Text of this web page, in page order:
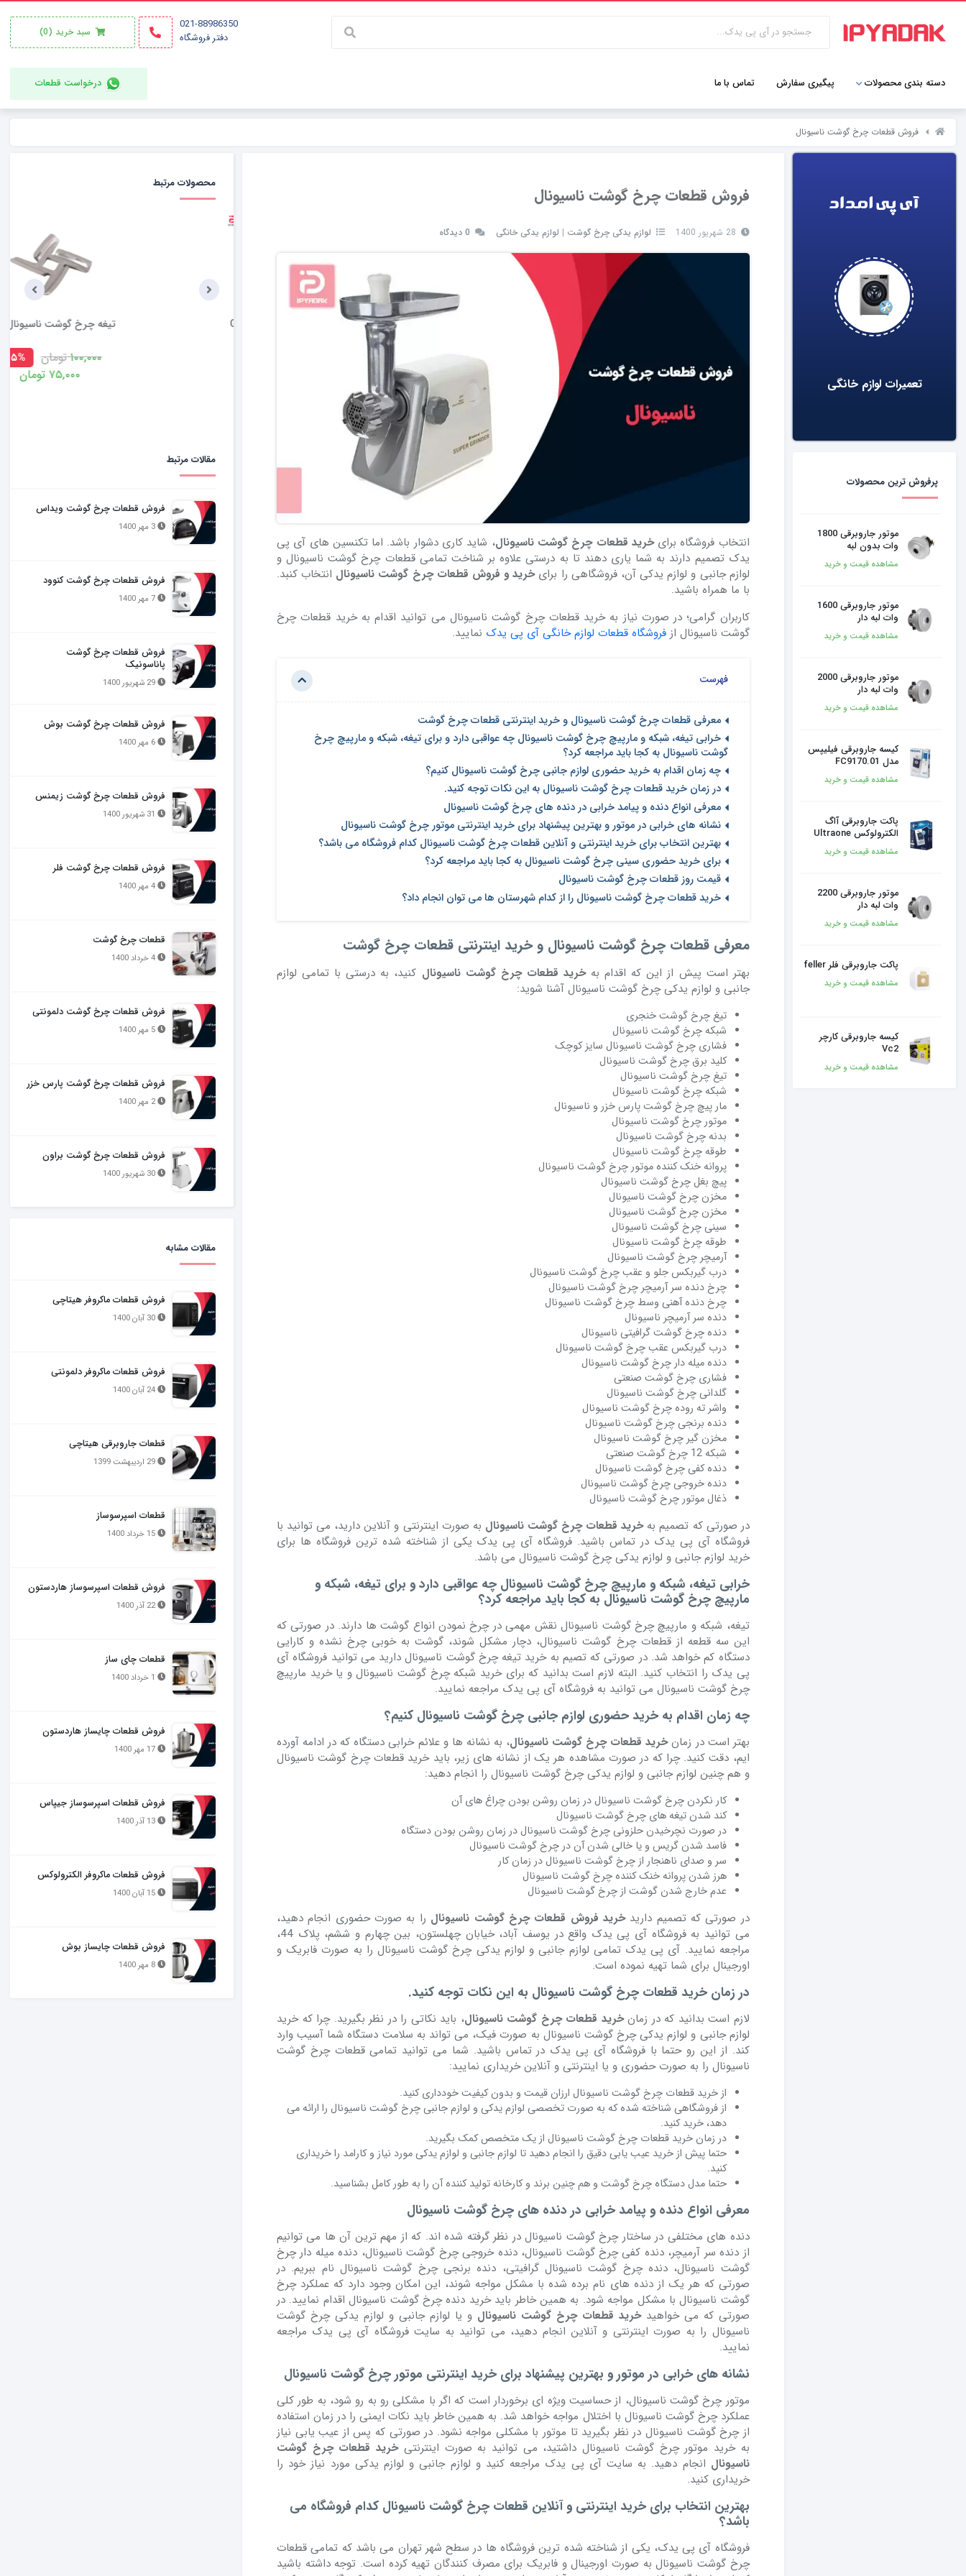
021-88986350
دفتر فروشگاه
سبد خرید (0)
دسته بندی محصولات پیگیری سفارش تماس با ما درخواست قطعات
فروش قطعات چرخ گوشت ناسیونال
تعمیرات لوازم خانگی
پرفروش ترین محصولات
موتور جاروبرقی 1800
وات بدون لبه
مشاهده قیمت و خرید
موتور جاروبرقی 1600
وات لبه دار
مشاهده قیمت و خرید
موتور جاروبرقی 2000
وات لبه دار
مشاهده قیمت و خرید
کیسه جاروبرقی فیلیپس
مدل FC9170.01
مشاهده قیمت و خرید
پاکت جاروبرقی آاگ
الکترولوکس Ultraone
مشاهده قیمت و خرید
موتور جاروبرقی 2200
وات لبه دار
مشاهده قیمت و خرید
پاکت جاروبرقی فلر feller
مشاهده قیمت و خرید
کیسه جاروبرقی کارچر
Vc2
مشاهده قیمت و خرید
فروش قطعات چرخ گوشت ناسیونال
لوازم یدکی چرخ گوشت | لوازم یدکی خانگی
انتخاب فروشگاه برایخرید قطعات چرخ گوشت ناسیونال، شاید کاری دشوار باشد. اما تکنسین های آی پی
یدک تصمیم دارند به شما یاری دهند تا به درستی علاوه بر شناخت تمامی قطعات چرخ گوشت ناسیونال و
لوازم جانبی و لوازم یدکی آن، فروشگاهی را برایخرید و فروش قطعات چرخ گوشت ناسیونال انتخاب کنبد.
با ما همراه باشید.
کاربران گرامی؛ در صورت نیاز به خرید قطعات چرخ گوشت ناسیونال می توانید اقدام به خرید قطعات چرخ
گوشت ناسیونال ازفروشگاه قطعات لوازم خانگی آی پی یدک نمایید.
فهرست
معرفی قطعات چرخ گوشت ناسیونال و خرید اینترنتی قطعات چرخ گوشت
خرابی تیغه، شبکه و مارپیچ چرخ گوشت ناسیونال چه عواقبی دارد و برای تیغه، شبکه و مارپیچ چرخ
گوشت ناسیونال به کجا باید مراجعه کرد؟
چه زمان اقدام به خرید حضوری لوازم جانبی چرخ گوشت ناسیونال کنیم؟
در زمان خرید قطعات چرخ گوشت ناسیونال به این نکات توجه کنید.
معرفی انواع دنده و پیامد خرابی در دنده های چرخ گوشت ناسیونال
نشانه های خرابی در موتور و بهترین پیشنهاد برای خرید اینترنتی موتور چرخ گوشت ناسیونال
بهترین انتخاب برای خرید اینترنتی و آنلاین قطعات چرخ گوشت ناسیونال کدام فروشگاه می باشد؟
برای خرید حضوری سینی چرخ گوشت ناسیونال به کجا باید مراجعه کرد؟
قیمت روز قطعات چرخ گوشت ناسیونال
خرید قطعات چرخ گوشت ناسیونال را از کدام شهرستان ها می توان انجام داد؟
معرفی قطعات چرخ گوشت ناسیونال و خرید اینترنتی قطعات چرخ گوشت
بهتر است پیش از این که اقدام بهخرید قطعات چرخ گوشت ناسیونال کنید، به درستی با تمامی لوازم
جانبی و لوازم یدکی چرخ گوشت ناسیونال آشنا شوید:
تیغ چرخ گوشت خنجری
شبکه چرخ گوشت ناسیونال
فشاری چرخ گوشت ناسیونال سایز کوچک
کلید برق چرخ گوشت ناسیونال
تیغ چرخ گوشت ناسیونال
شبکه چرخ گوشت ناسیونال
مار پیچ چرخ گوشت پارس خزر و ناسیونال
موتور چرخ گوشت ناسیونال
بدنه چرخ گوشت ناسیونال
طوقه چرخ گوشت ناسیونال
پروانه خنک کننده موتور چرخ گوشت ناسیونال
پیچ بغل چرخ گوشت ناسیونال
مخزن چرخ گوشت ناسیونال
مخزن چرخ گوشت ناسیونال
سینی چرخ گوشت ناسیونال
طوقه چرخ گوشت ناسیونال
آرمیچر چرخ گوشت ناسیونال
درب گیربکس جلو و عقب چرخ گوشت ناسیونال
چرخ دنده سر آرمیچر چرخ گوشت ناسیونال
چرخ دنده آهنی وسط چرخ گوشت ناسیونال
دنده سر آرمیچر ناسیونال
دنده چرخ گوشت گرافیتی ناسیونال
درب گیربکس عقب چرخ گوشت ناسیونال
دنده میله دار چرخ گوشت ناسیونال
فشاری چرخ گوشت صنعتی
گلدانی چرخ گوشت ناسیونال
واشر ته روده چرخ گوشت ناسیونال
دنده برنجی چرخ گوشت ناسیونال
مخزن گیر چرخ گوشت ناسیونال
شبکه 12 چرخ گوشت صنعتی
دنده کفی چرخ گوشت ناسیونال
دنده خروجی چرخ گوشت ناسیونال
ذغال موتور چرخ گوشت ناسیونال
در صورتی که تصمیم بهخرید قطعات چرخ گوشت ناسیونال به صورت اینترنتی و آنلاین دارید، می توانید با
فروشگاه آی پی یدک در تماس باشید. فروشگاه آی پی یدک یکی از شناخته شده ترین فروشگاه ها برای
خرید لوازم جانبی و لوازم یدکی چرخ گوشت ناسیونال می باشد.
خرابی تیغه، شبکه و مارپیچ چرخ گوشت ناسیونال چه عواقبی دارد و برای تیغه، شبکه و
مارپیچ چرخ گوشت ناسیونال به کجا باید مراجعه کرد؟
تیغه، شبکه و مارپیچ چرخ گوشت ناسیونال نقش مهمی در چرخ نمودن انواع گوشت ها دارند. در صورتی که
این سه قطعه از قطعات چرخ گوشت ناسیونال، دچار مشکل شوند، گوشت به خوبی چرخ نشده و کارایی
دستگاه کم خواهد شد. در صورتی که تصیم به خرید تیغه چرخ گوشت ناسیونال دارید می توانید فروشگاه آی
پی یدک را انتخاب کنید. البته لازم است بدانید که برای خرید شبکه چرخ گوشت ناسیونال و یا خرید مارپیچ
چرخ گوشت ناسیونال می توانید به فروشگاه آی پی یدک مراجعه نمایید.
چه زمان اقدام به خرید حضوری لوازم جانبی چرخ گوشت ناسیونال کنیم؟
بهتر است در زمانخرید قطعات چرخ گوشت ناسیونال، به نشانه ها و علائم خرابی دستگاه که در ادامه آورده
ایم، دقت کنید. چرا که در صورت مشاهده هر یک از نشانه های زیر، باید خرید قطعات چرخ گوشت ناسیونال
و هم چنین لوازم جانبی و لوازم یدکی چرخ گوشت ناسیونال را انجام دهید:
کار نکردن چرخ گوشت ناسیونال در زمان روشن بودن چراغ های آن
کند شدن تیغه های چرخ گوشت ناسیونال
در صورت نچرخیدن حلزونی چرخ گوشت ناسیونال در زمان روشن بودن دستگاه
فاسد شدن گریس و یا خالی شدن آن در چرخ گوشت ناسیونال
سر و صدای ناهنجار از چرخ گوشت ناسیونال در زمان کار
هرز شدن پروانه خنک کننده چرخ گوشت ناسیونال
عدم خارج شدن گوشت از چرخ گوشت ناسیونال
در صورتی که تصمیم داریدخرید فروش قطعات چرخ گوشت ناسیونال را به صورت حضوری انجام دهید،
می توانید به فروشگاه آی پی یدک واقع در یوسف آباد، خیابان چهلستون، بین چهارم و ششم، پلاک 44،
مراجعه نمایید. آی پی یدک تمامی لوازم جانبی و لوازم یدکی چرخ گوشت ناسیونال را به صورت فابریک و
اورجینال برای شما تهیه نموده است.
در زمان خرید قطعات چرخ گوشت ناسیونال به این نکات توجه کنید.
لازم است بدانید که در زمانخرید قطعات چرخ گوشت ناسیونال، باید نکاتی را در نظر بگیرید. چرا که خرید
لوازم جانبی و لوازم یدکی چرخ گوشت ناسیونال به صورت فیک، می تواند به سلامت دستگاه شما آسیب وارد
کند. از این رو حتما با فروشگاه آی پی یدک در تماس باشید. شما می توانید تمامی قطعات چرخ گوشت
ناسیونال را به صورت حضوری و یا اینترنتی و آنلاین خریداری نمایید:
از خرید قطعات چرخ گوشت ناسیونال ارزان قیمت و بدون کیفیت خودداری کنید.
از فروشگاهی شناخته شده که به صورت تخصصی لوازم یدکی و لوازم جانبی چرخ گوشت ناسیونال را ارائه می
دهد، خرید کنید.
در زمان خرید قطعات چرخ گوشت ناسیونال از یک متخصص کمک بگیرید.
حتما پیش از خرید عیب یابی دقیق را انجام دهید تا لوازم جانبی و لوازم یدکی مورد نیاز و کارامد را خریداری
کنید.
حتما مدل دستگاه چرخ گوشت و هم چنین برند و کارخانه تولید کننده آن را به طور کامل بشناسید.
معرفی انواع دنده و پیامد خرابی در دنده های چرخ گوشت ناسیونال
دنده های مختلفی در ساختار چرخ گوشت ناسیونال در نظر گرفته شده اند. که از مهم ترین آن ها می توانیم
از دنده سر آرمیچر، دنده کفی چرخ گوشت ناسیونال، دنده خروجی چرخ گوشت ناسیونال، دنده میله دار چرخ
گوشت ناسیونال، دنده چرخ گوشت ناسیونال گرافیتی، دنده برنجی چرخ گوشت ناسیونال نام ببریم. در
صورتی که هر یک از دنده های نام برده شده با مشکل مواجه شوند، این امکان وجود دارد که عملکرد چرخ
گوشت ناسیونال با مشکل مواجه شود. به همین خاطر باید خرید دنده چرخ گوشت ناسیونال اقدام نمایید. در
صورتی که می خواهیدخرید قطعات چرخ گوشت ناسیونال و یا لوازم جانبی و لوازم یدکی چرخ گوشت
ناسیونال را به صورت اینترنتی و آنلاین انجام دهید، می توانید به سایت فروشگاه آی پی یدک مراجعه
نمایید.
نشانه های خرابی در موتور و بهترین پیشنهاد برای خرید اینترنتی موتور چرخ گوشت ناسیونال
موتور چرخ گوشت ناسیونال، از حساسیت ویژه ای برخوردار است که اگر با مشکلی رو به رو شود، به طور کلی
عملکرد چرخ گوشت ناسیونال با اختلال مواجه خواهد شد. به همین خاطر باید نکات ایمنی را در زمان استفاده
از چرخ گوشت ناسیونال در نظر بگیرید تا موتور با مشکلی مواجه نشود. در صورتی که پس از عیب یابی نیاز
به خرید موتور چرخ گوشت ناسیونال داشتید، می توانید به صورت اینترنتیخرید قطعات چرخ گوشت
ناسیونال انجام دهید. به سایت آی پی یدک مراجعه کنید و لوازم جانبی و لوازم یدکی مورد نیاز خود را
خریداری کنید.
بهترین انتخاب برای خرید اینترنتی و آنلاین قطعات چرخ گوشت ناسیونال کدام فروشگاه می
باشد؟
فروشگاه آی پی یدک، یکی از شناخته شده ترین فروشگاه ها در سطح شهر تهران می باشد که تمامی قطعات
چرخ گوشت ناسیونال به صورت اورجینال و فابریک برای مصرف کنندگان تهیه کرده است. توجه داشته باشید
محصولات مرتبط
تیغه چرخ گوشت ناسیونال G50
۲۵%
۷۵,۰۰۰ تومان
تیغه چرخ گوشت ناسیونال G50
۱۰۰,۰۰۰ تومان
۷۵,۰۰۰
تیغه چرخ گوشت ناسیونال G50
۲۵%
مقالات مرتبط
فروش قطعات چرخ گوشت ویداس
فروش قطعات چرخ گوشت کنوود
فروش قطعات چرخ گوشت
پاناسونیک
فروش قطعات چرخ گوشت بوش
فروش قطعات چرخ گوشت زیمنس
فروش قطعات چرخ گوشت فلر
قطعات چرخ گوشت
فروش قطعات چرخ گوشت دلمونتی
فروش قطعات چرخ گوشت پارس خزر
2 مهر 1400
فروش قطعات چرخ گوشت براون
مقالات مشابه
فروش قطعات ماکروفر هیتاچی
فروش قطعات ماکروفر دلمونتی
قطعات جاروبرقی هیتاچی
قطعات اسپرسوساز
فروش قطعات اسپرسوساز هاردستون
22 آذر 1400
قطعات چای ساز
فروش قطعات چایساز هاردستون
فروش قطعات اسپرسوساز جیپاس
فروش قطعات ماکروفر الکترولوکس
فروش قطعات چایساز بوش